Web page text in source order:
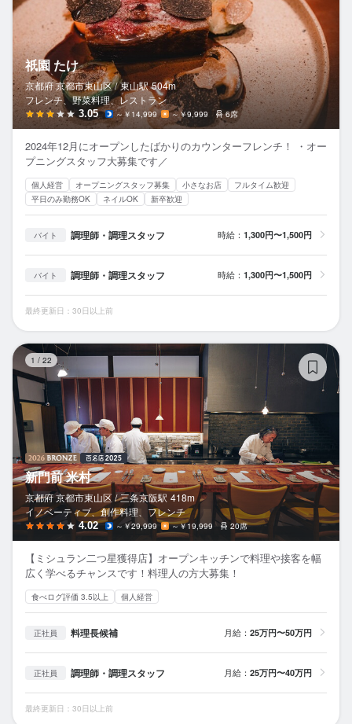
祇園 たけ
京都府 京都市東山区 / 東山駅 504m
フレンチ、野菜料理、レストラン
3.05 ～￥14,999 ～￥9,999 6席
2024年12月にオープンしたばかりのカウンターフレンチ！ ・オー
プニングスタッフ大募集です／
個人経営 オープニングスタッフ募集 小さなお店
フルタイム歓迎
平日のみ勤務OK
ネイルOK 新卒歓迎
バイト 調理師・調理スタッフ 時給： 1,300円〜1,500円
バイト 調理師・調理スタッフ 時給： 1,300円〜1,500円
最終更新日：30日以上前
1 / 22
新門前 米村
京都府 京都市東山区 / 三条京阪駅 418m
イノベーティブ、創作料理、フレンチ
4.02 ～￥29,999 ～￥19,999 20席
【ミシュラン二つ星獲得店】オープンキッチンで料理や接客を幅
広く学べるチャンスです！料理人の方大募集！
食べログ評価 3.5以上 個人経営
正社員 料理長候補 月給： 25万円〜50万円
正社員 調理師・調理スタッフ 月給： 25万円〜40万円
最終更新日：30日以上前